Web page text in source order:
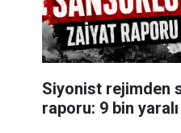
Siyonist rejimden
raporu: 9 bin